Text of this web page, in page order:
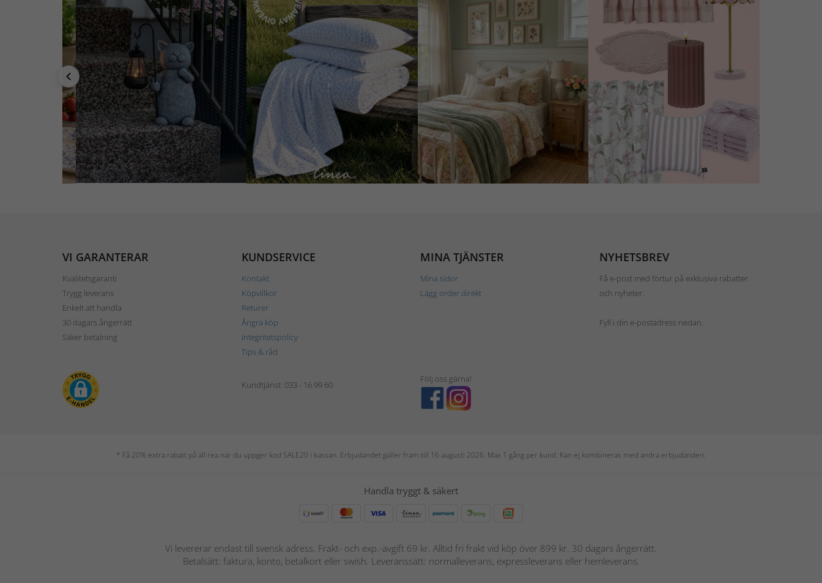
VI GARANTERAR
Kvalitetsgaranti
Trygg leverans
Enkelt att handla
30 dagars ångerrätt
Säker betalning
KUNDSERVICE
Kontakt
Köpvillkor
Returer
Ångra köp
Integritetspolicy
Tips & råd
MINA TJÄNSTER
Mina sidor
Lägg order direkt
NYHETSBREV
Få e-post med förtur på exklusiva rabatter
och nyheter.
Fyll i din e-postadress nedan.
Kundtjänst: 033 - 16 99 60
Följ oss gärna!
* Få 20% extra rabatt på all rea när du uppger kod SALE20 i kassan. Erbjudandet gäller fram till 16 augusti 2026. Max 1 gång per kund. Kan ej kombineras med andra erbjudanden.
Handla tryggt & säkert
Vi levererar endast till svensk adress. Frakt- och exp.-avgift 69 kr. Alltid fri frakt vid köp över 899 kr. 30 dagars ångerrätt.
Betalsätt: faktura, konto, betalkort eller swish. Leveranssätt: normalleverans, expressleverans eller hemleverans.